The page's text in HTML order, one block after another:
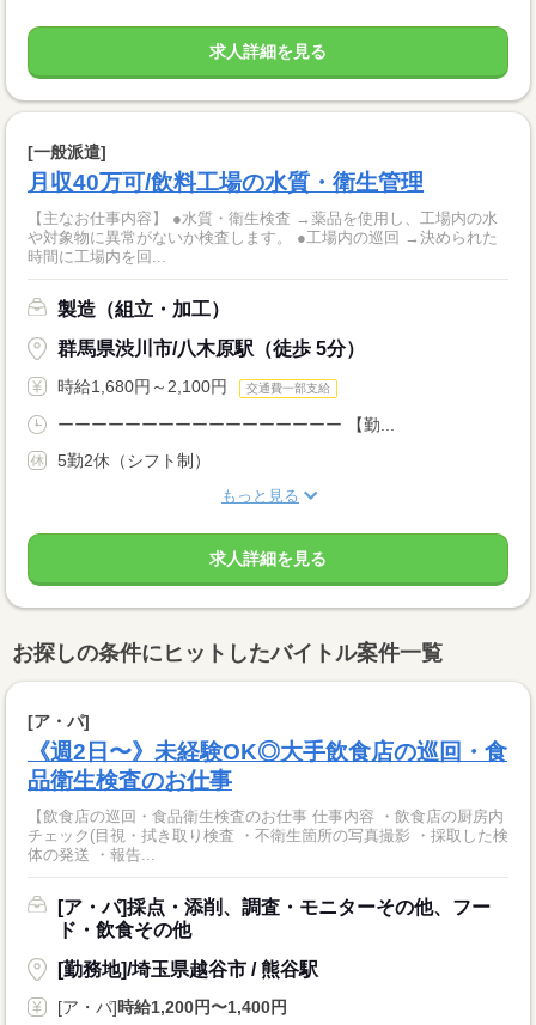
求人詳細を見る
[一般派遣]
月収40万可/飲料工場の水質・衛生管理
【主なお仕事内容】 ●水質・衛生検査 →薬品を使用し、工場内の水
や対象物に異常がないか検査します。 ●工場内の巡回 →決められた
時間に工場内を回...
製造（組立・加工）
群馬県渋川市/八木原駅（徒歩 5分）
時給1,680円～2,100円 交通費一部支給
ーーーーーーーーーーーーーーーーー 【勤...
5勤2休（シフト制）
もっと見る
求人詳細を見る
お探しの条件にヒットしたバイトル案件一覧
[ア・パ]
《週2日〜》未経験OK◎大手飲食店の巡回・食
品衛生検査のお仕事
【飲食店の巡回・食品衛生検査のお仕事 仕事内容 ・飲食店の厨房内
チェック(目視・拭き取り検査 ・不衛生箇所の写真撮影 ・採取した検
体の発送 ・報告...
[ア・パ]採点・添削、調査・モニターその他、フー
ド・飲食その他
[勤務地]/埼玉県越谷市 / 熊谷駅
[ア・パ]時給1,200円〜1,400円